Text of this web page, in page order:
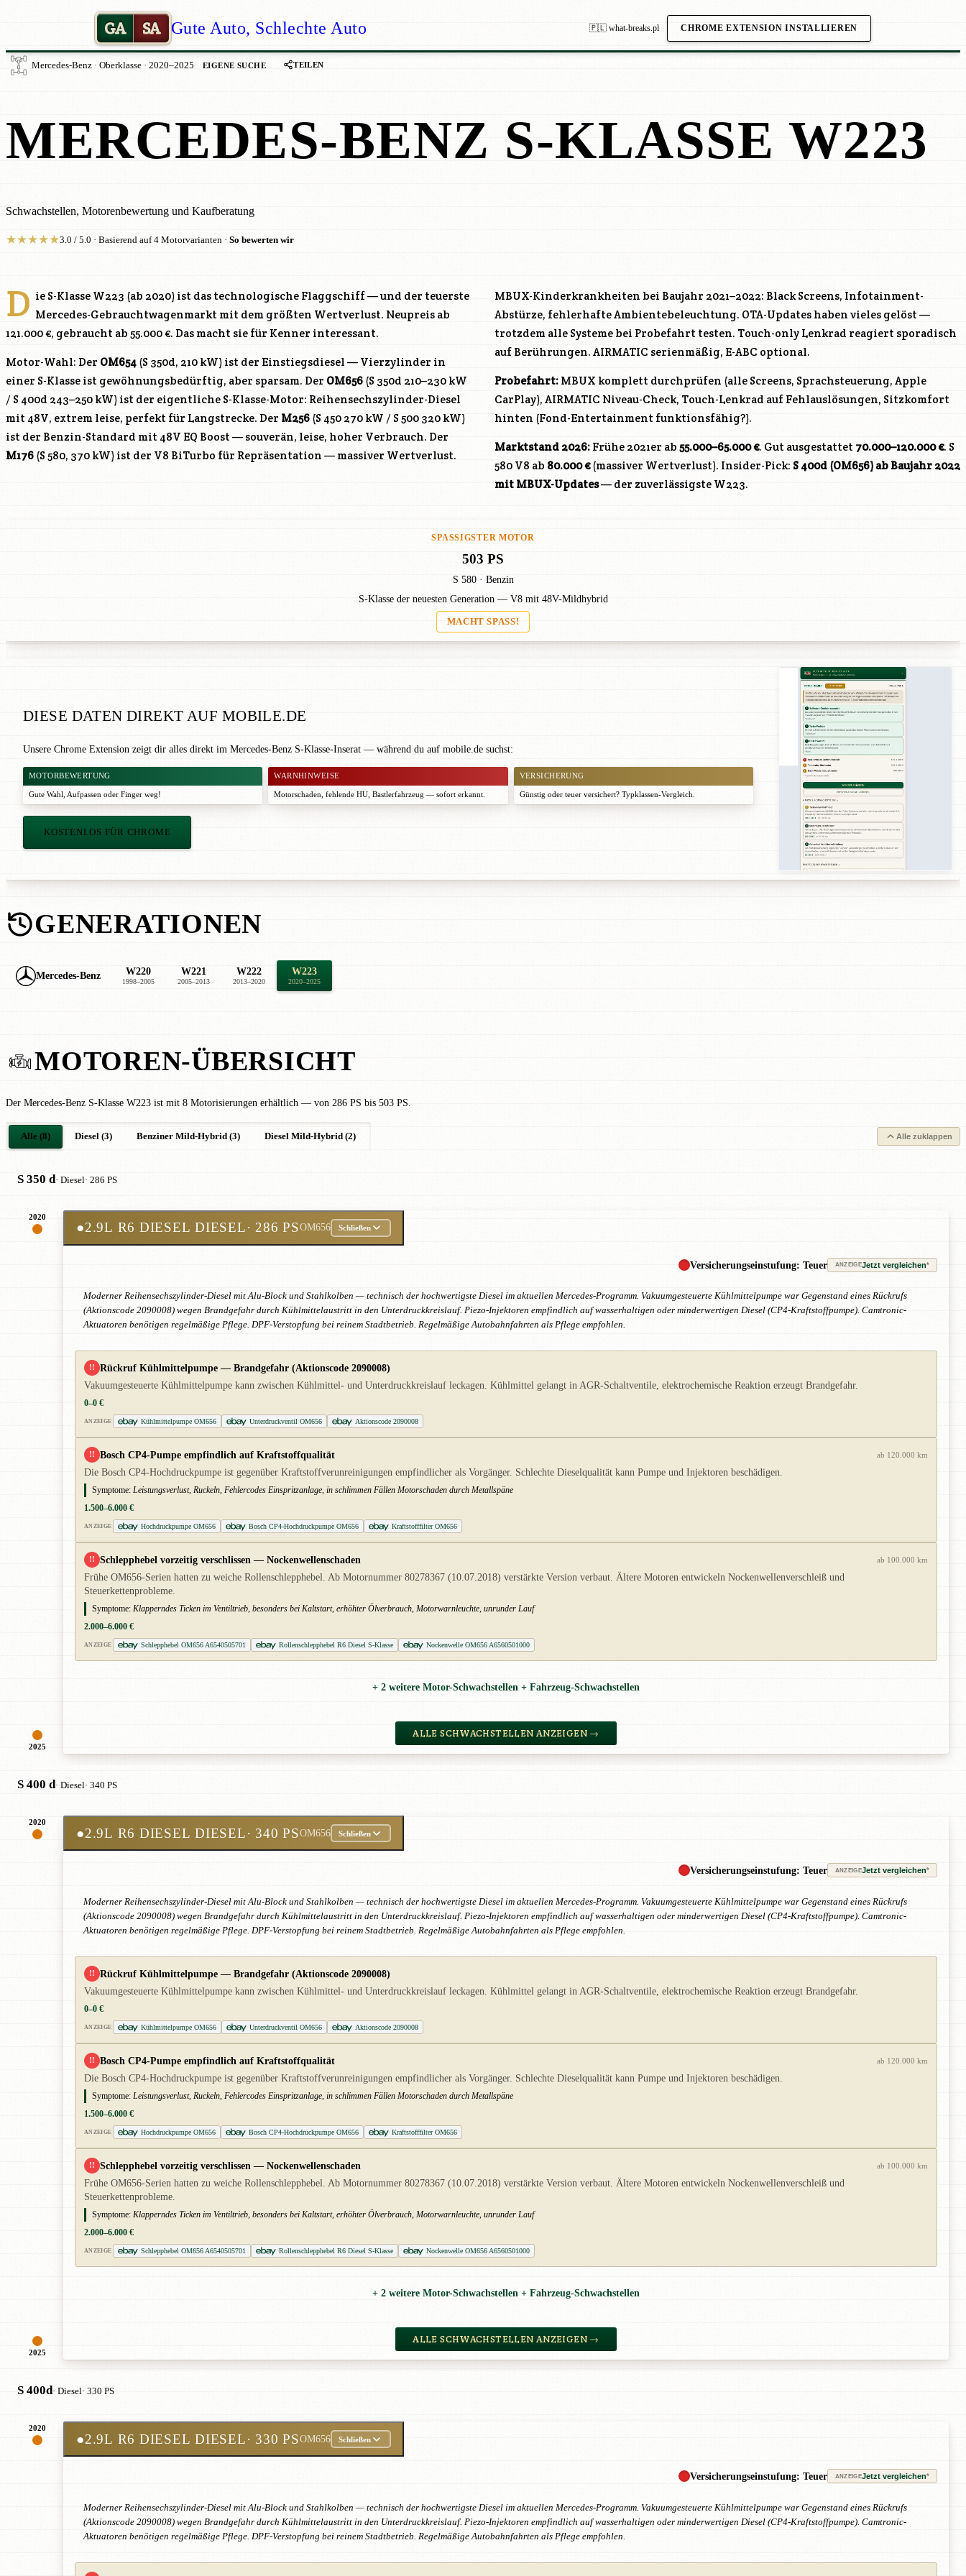
GA SA Gute Auto, Schlechte Auto 🇵🇱 what-breaks.pl CHROME EXTENSION INSTALLIEREN
Mercedes-Benz · Oberklasse · 2020–2025 EIGENE SUCHE TEILEN
MERCEDES-BENZ S-KLASSE W223
Schwachstellen, Motorenbewertung und Kaufberatung
★★★★★3.0 / 5.0 · Basierend auf 4 Motorvarianten · So bewerten wir
D ie S-Klasse W223 (ab 2020) ist das technologische Flaggschiff — und der teuerste
Mercedes-Gebrauchtwagenmarkt mit dem größten Wertverlust. Neupreis ab
121.000 €, gebraucht ab 55.000 €. Das macht sie für Kenner interessant.
Motor-Wahl: Der OM654 (S 350d, 210 kW) ist der Einstiegsdiesel — Vierzylinder in
einer S-Klasse ist gewöhnungsbedürftig, aber sparsam. Der OM656 (S 350d 210–230 kW
/ S 400d 243–250 kW) ist der eigentliche S-Klasse-Motor: Reihensechszylinder-Diesel
mit 48V, extrem leise, perfekt für Langstrecke. Der M256 (S 450 270 kW / S 500 320 kW)
ist der Benzin-Standard mit 48V EQ Boost — souverän, leise, hoher Verbrauch. Der
M176 (S 580, 370 kW) ist der V8 BiTurbo für Repräsentation — massiver Wertverlust.
MBUX-Kinderkrankheiten bei Baujahr 2021–2022: Black Screens, Infotainment-
Abstürze, fehlerhafte Ambientebeleuchtung. OTA-Updates haben vieles gelöst —
trotzdem alle Systeme bei Probefahrt testen. Touch-only Lenkrad reagiert sporadisch
auf Berührungen. AIRMATIC serienmäßig, E-ABC optional.
Probefahrt: MBUX komplett durchprüfen (alle Screens, Sprachsteuerung, Apple
CarPlay), AIRMATIC Niveau-Check, Touch-Lenkrad auf Fehlauslösungen, Sitzkomfort
hinten (Fond-Entertainment funktionsfähig?).
Marktstand 2026: Frühe 2021er ab 55.000–65.000 €. Gut ausgestattet 70.000–120.000 €. S
580 V8 ab 80.000 €(massiver Wertverlust). Insider-Pick: S 400d (OM656) ab Baujahr 2022
mit MBUX-Updates— der zuverlässigste W223.
SPASSIGSTER MOTOR
503 PS
S 580 · Benzin
S-Klasse der neuesten Generation — V8 mit 48V-Mildhybrid
MACHT SPASS!
DIESE DATEN DIREKT AUF MOBILE.DE
Unsere Chrome Extension zeigt dir alles direkt im Mercedes-Benz S-Klasse-Inserat — während du auf mobile.de suchst:
MOTORBEWERTUNG
Gute Wahl Aufpassen oder Finger weg!
WARNHINWEISE
Motorschaden, fehlende HU, Bastlerfahrzeug — sofort erkannt.
VERSICHERUNG
Günstig oder teuer versichert? Typklassen-Vergleich.
KOSTENLOS FÜR CHROME
GENERATIONEN
Mercedes-Benz W220
1998–2005
W221
2005–2013
W222
2013–2020
W223
2020–2025
MOTOREN-ÜBERSICHT
Der Mercedes-Benz S-Klasse W223 ist mit 8 Motorisierungen erhältlich — von 286 PS bis 503 PS.
Alle (8) Diesel (3) Benziner Mild-Hybrid (3) Diesel Mild-Hybrid (2) Alle zuklappen
S 350 d· Diesel· 286 PS
2020
2025
●2.9L R6 DIESEL DIESEL· 286 PSOM656 Schließen
Versicherungseinstufung: Teuer ANZEIGEJetzt vergleichen*
Moderner Reihensechszylinder-Diesel mit Alu-Block und Stahlkolben — technisch der hochwertigste Diesel im aktuellen Mercedes-Programm. Vakuumgesteuerte Kühlmittelpumpe war Gegenstand eines Rückrufs
(Aktionscode 2090008) wegen Brandgefahr durch Kühlmittelaustritt in den Unterdruckkreislauf. Piezo-Injektoren empfindlich auf wasserhaltigen oder minderwertigen Diesel (CP4-Kraftstoffpumpe). Camtronic-
Aktuatoren benötigen regelmäßige Pflege. DPF-Verstopfung bei reinem Stadtbetrieb. Regelmäßige Autobahnfahrten als Pflege empfohlen.
!! Rückruf Kühlmittelpumpe — Brandgefahr (Aktionscode 2090008)
Vakuumgesteuerte Kühlmittelpumpe kann zwischen Kühlmittel- und Unterdruckkreislauf leckagen. Kühlmittel gelangt in AGR-Schaltventile, elektrochemische Reaktion erzeugt Brandgefahr.
0–0 €
ANZEIGE Kühlmittelpumpe OM656 Unterdruckventil OM656 Aktionscode 2090008
!! Bosch CP4-Pumpe empfindlich auf Kraftstoffqualität ab 120.000 km
Die Bosch CP4-Hochdruckpumpe ist gegenüber Kraftstoffverunreinigungen empfindlicher als Vorgänger. Schlechte Dieselqualität kann Pumpe und Injektoren beschädigen.
Symptome: Leistungsverlust, Ruckeln, Fehlercodes Einspritzanlage, in schlimmen Fällen Motorschaden durch Metallspäne
1.500–6.000 €
ANZEIGE Hochdruckpumpe OM656 Bosch CP4-Hochdruckpumpe OM656 Kraftstofffilter OM656
!! Schlepphebel vorzeitig verschlissen — Nockenwellenschaden ab 100.000 km
Frühe OM656-Serien hatten zu weiche Rollenschlepphebel. Ab Motornummer 80278367 (10.07.2018) verstärkte Version verbaut. Ältere Motoren entwickeln Nockenwellenverschleiß und
Steuerkettenprobleme.
Symptome: Klapperndes Ticken im Ventiltrieb, besonders bei Kaltstart, erhöhter Ölverbrauch, Motorwarnleuchte, unrunder Lauf
2.000–6.000 €
ANZEIGE Schlepphebel OM656 A6540505701 Rollenschlepphebel R6 Diesel S-Klasse Nockenwelle OM656 A6560501000
+ 2 weitere Motor-Schwachstellen + Fahrzeug-Schwachstellen
ALLE SCHWACHSTELLEN ANZEIGEN →
S 400 d· Diesel· 340 PS
2020
2025
●2.9L R6 DIESEL DIESEL· 340 PSOM656 Schließen
Versicherungseinstufung: Teuer ANZEIGEJetzt vergleichen*
Moderner Reihensechszylinder-Diesel mit Alu-Block und Stahlkolben — technisch der hochwertigste Diesel im aktuellen Mercedes-Programm. Vakuumgesteuerte Kühlmittelpumpe war Gegenstand eines Rückrufs
(Aktionscode 2090008) wegen Brandgefahr durch Kühlmittelaustritt in den Unterdruckkreislauf. Piezo-Injektoren empfindlich auf wasserhaltigen oder minderwertigen Diesel (CP4-Kraftstoffpumpe). Camtronic-
Aktuatoren benötigen regelmäßige Pflege. DPF-Verstopfung bei reinem Stadtbetrieb. Regelmäßige Autobahnfahrten als Pflege empfohlen.
!! Rückruf Kühlmittelpumpe — Brandgefahr (Aktionscode 2090008)
Vakuumgesteuerte Kühlmittelpumpe kann zwischen Kühlmittel- und Unterdruckkreislauf leckagen. Kühlmittel gelangt in AGR-Schaltventile, elektrochemische Reaktion erzeugt Brandgefahr.
0–0 €
ANZEIGE Kühlmittelpumpe OM656 Unterdruckventil OM656 Aktionscode 2090008
!! Bosch CP4-Pumpe empfindlich auf Kraftstoffqualität ab 120.000 km
Die Bosch CP4-Hochdruckpumpe ist gegenüber Kraftstoffverunreinigungen empfindlicher als Vorgänger. Schlechte Dieselqualität kann Pumpe und Injektoren beschädigen.
Symptome: Leistungsverlust, Ruckeln, Fehlercodes Einspritzanlage, in schlimmen Fällen Motorschaden durch Metallspäne
1.500–6.000 €
ANZEIGE Hochdruckpumpe OM656 Bosch CP4-Hochdruckpumpe OM656 Kraftstofffilter OM656
!! Schlepphebel vorzeitig verschlissen — Nockenwellenschaden ab 100.000 km
Frühe OM656-Serien hatten zu weiche Rollenschlepphebel. Ab Motornummer 80278367 (10.07.2018) verstärkte Version verbaut. Ältere Motoren entwickeln Nockenwellenverschleiß und
Steuerkettenprobleme.
Symptome: Klapperndes Ticken im Ventiltrieb, besonders bei Kaltstart, erhöhter Ölverbrauch, Motorwarnleuchte, unrunder Lauf
2.000–6.000 €
ANZEIGE Schlepphebel OM656 A6540505701 Rollenschlepphebel R6 Diesel S-Klasse Nockenwelle OM656 A6560501000
+ 2 weitere Motor-Schwachstellen + Fahrzeug-Schwachstellen
ALLE SCHWACHSTELLEN ANZEIGEN →
S 400d· Diesel· 330 PS
2020
●2.9L R6 DIESEL DIESEL· 330 PSOM656 Schließen
Versicherungseinstufung: Teuer ANZEIGEJetzt vergleichen*
Moderner Reihensechszylinder-Diesel mit Alu-Block und Stahlkolben — technisch der hochwertigste Diesel im aktuellen Mercedes-Programm. Vakuumgesteuerte Kühlmittelpumpe war Gegenstand eines Rückrufs
(Aktionscode 2090008) wegen Brandgefahr durch Kühlmittelaustritt in den Unterdruckkreislauf. Piezo-Injektoren empfindlich auf wasserhaltigen oder minderwertigen Diesel (CP4-Kraftstoffpumpe). Camtronic-
Aktuatoren benötigen regelmäßige Pflege. DPF-Verstopfung bei reinem Stadtbetrieb. Regelmäßige Autobahnfahrten als Pflege empfohlen.